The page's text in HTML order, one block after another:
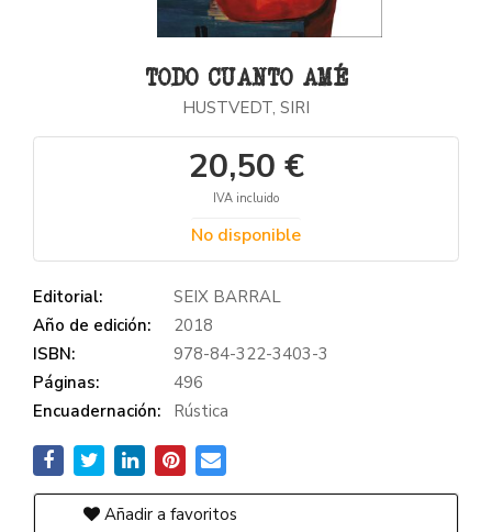
TODO CUANTO AMÉ
HUSTVEDT, SIRI
20,50 €
IVA incluido
No disponible
Editorial:
SEIX BARRAL
Año de edición:
2018
ISBN:
978-84-322-3403-3
Páginas:
496
Encuadernación:
Rústica
Añadir a favoritos